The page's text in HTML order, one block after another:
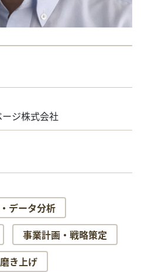
ジ株式会社
データ分析
事業計画・戦略策定
き上げ